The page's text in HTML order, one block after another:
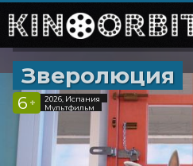
Зверолюция
6 +
2026, Испания
Мультфильм